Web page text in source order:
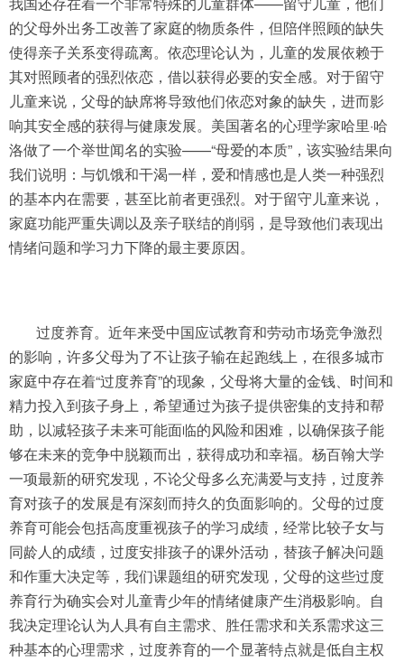
的父母外出务工改善了家庭的物质条件，但陪伴照顾的缺失
使得亲子关系变得疏离。依恋理论认为，儿童的发展依赖于
其对照顾者的强烈依恋，借以获得必要的安全感。对于留守
儿童来说，父母的缺席将导致他们依恋对象的缺失，进而影
响其安全感的获得与健康发展。美国著名的心理学家哈里·哈
洛做了一个举世闻名的实验——“母爱的本质”，该实验结果向
我们说明：与饥饿和干渴一样，爱和情感也是人类一种强烈
的基本内在需要，甚至比前者更强烈。对于留守儿童来说，
家庭功能严重失调以及亲子联结的削弱，是导致他们表现出
情绪问题和学习力下降的最主要原因。
过度养育。近年来受中国应试教育和劳动市场竞争激烈
的影响，许多父母为了不让孩子输在起跑线上，在很多城市
家庭中存在着“过度养育”的现象，父母将大量的金钱、时间和
精力投入到孩子身上，希望通过为孩子提供密集的支持和帮
助，以减轻孩子未来可能面临的风险和困难，以确保孩子能
够在未来的竞争中脱颖而出，获得成功和幸福。杨百翰大学
一项最新的研究发现，不论父母多么充满爱与支持，过度养
育对孩子的发展是有深刻而持久的负面影响的。父母的过度
养育可能会包括高度重视孩子的学习成绩，经常比较子女与
同龄人的成绩，过度安排孩子的课外活动，替孩子解决问题
和作重大决定等，我们课题组的研究发现，父母的这些过度
养育行为确实会对儿童青少年的情绪健康产生消极影响。自
我决定理论认为人具有自主需求、胜任需求和关系需求这三
种基本的心理需求，过度养育的一个显著特点就是低自主权